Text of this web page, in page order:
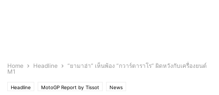
Home Headline
“ยามาฮ่า” เห็นพ้อง “กวาร์ตาราโร” ผิดหวังกับเครื่องยนต์
M1
Headline MotoGP Report by Tissot News